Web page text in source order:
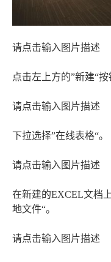
请点击输入图片描述
点击左上方的”新建“按
请点击输入图片描述
下拉选择”在线表格“。
请点击输入图片描述
在新建的EXCEL文档
地文件“。
请点击输入图片描述